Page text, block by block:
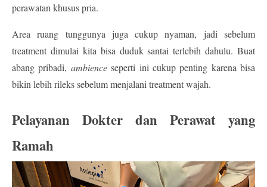
perawatan khusus pria.
Area ruang tunggunya juga cukup nyaman, jadi sebelum
treatment dimulai kita bisa duduk santai terlebih dahulu. Buat
abang pribadi, ambience seperti ini cukup penting karena bisa
bikin lebih rileks sebelum menjalani treatment wajah.
Pelayanan Dokter dan Perawat yang
Ramah